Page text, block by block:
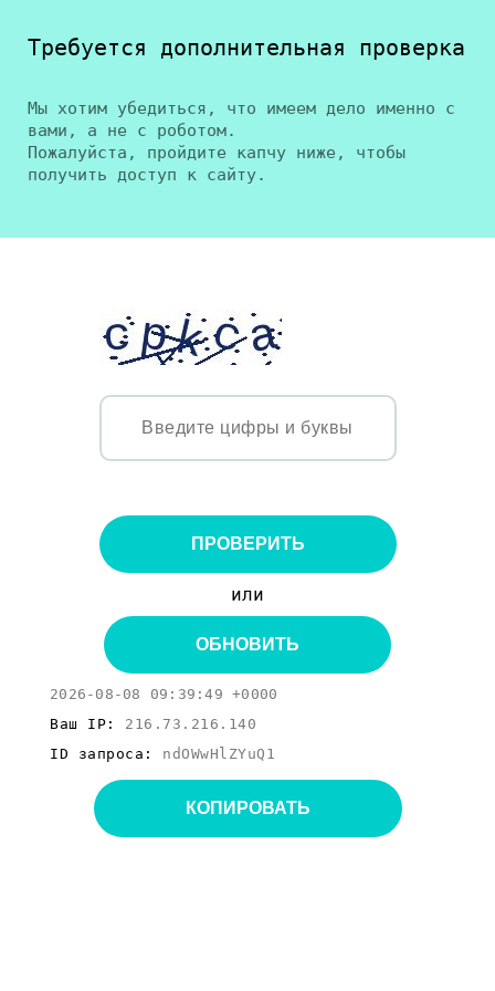
Требуется дополнительная проверка
Мы хотим убедиться, что имеем дело именно с
вами, а не с роботом.
Пожалуйста, пройдите капчу ниже, чтобы
получить доступ к сайту.
ПРОВЕРИТЬ
или
ОБНОВИТЬ
2026-08-08 09:39:49 +0000
Ваш IP: 216.73.216.140
ID запроса: ndOWwHlZYuQ1
КОПИРОВАТЬ